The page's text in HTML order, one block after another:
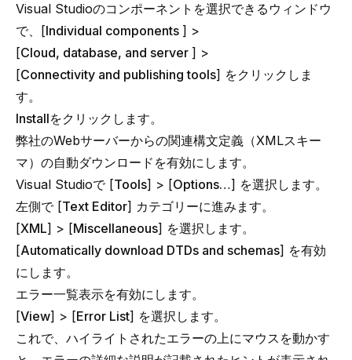
Visual Studioのコンポーネントを選択できるウィンドウ
で、[Individual components ] >
[Cloud, database, and server ] >
[Connectivity and publishing tools] をクリックしま
す。
Installをクリックします。
弊社のWebサーバーからの関連構文定義（XMLスキー
マ）の自動ダウンロードを有効にします。
Visual Studioで [Tools] > [Options…] を選択します。
左側で [Text Editor] カテゴリーに進みます。
[XML] > [Miscellaneous] を選択します。
[Automatically download DTDs and schemas] を有効
にします。
エラー一覧表示を有効にします。
[View] > [Error List] を選択します。
これで、ハイライトされたエラーの上にマウスを動かす